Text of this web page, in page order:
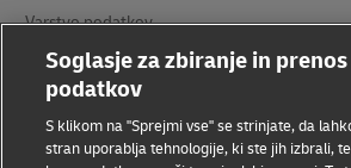
Varstvo podatkov
Dostopnost
Nastavitve piškotkov
Soglasje za zbiranje in prenos
podatkov
S klikom na "Sprejmi vse" se strinjate, da
stran uporablja tehnologije, ki ste jih izbrali,